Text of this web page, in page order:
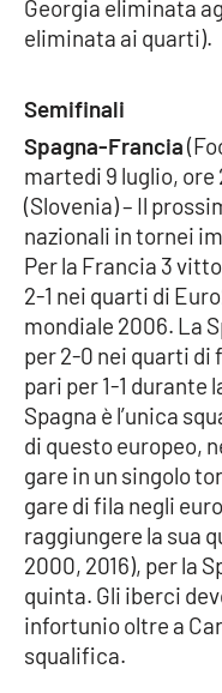
Le perfidie di
Venti di
STREAMING
LaC TV
LaC Network
LaC OnAir
EDIZIONI
LOCALI
Catanzaro
Crotone
Vibo Valentia
Georgia eliminata
eliminata ai quarti).
Semifinali
Spagna-Francia
martedi 9 luglio,
(Slovenia) – Il
nazionali in tornei
Per la Francia 3
2-1 nei quarti di
mondiale 2006. La
per 2-0 nei quarti di
pari per 1-1 durante
Spagna è l’unica
di questo europeo,
gare in un singolo
gare di fila negli
raggiungere la sua
2000, 2016), per la
quinta. Gli iberci
infortunio oltre a
squalifica.